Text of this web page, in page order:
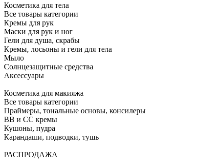
Косметика для тела
Все товары категории
Кремы для рук
Маски для рук и ног
Гели для душа, скрабы
Кремы, лосьоны и гели для тела
Мыло
Солнцезащитные средства
Аксессуары
Косметика для макияжа
Все товары категории
Праймеры, тональные основы, консилеры
BB и CC кремы
Кушоны, пудра
Карандаши, подводки, тушь
РАСПРОДАЖА